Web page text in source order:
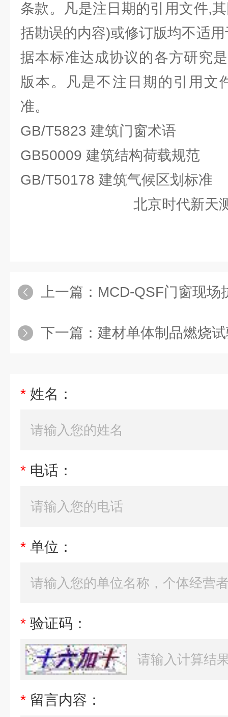
条款。凡是注日期的引用文件,
括勘误的内容)或修订版均不适
据本标准达成协议的各方研究
版本。凡是不注日期的引用文
准。
GB/T5823 建筑门窗术语
GB50009 建筑结构荷载规范
GB/T50178 建筑气候区划标准
北京时代新天
上一篇： MCD-QSF门窗现场
下一篇： 建材单体制品燃烧
* 姓名：
* 电话：
* 单位：
* 验证码：
* 留言内容：